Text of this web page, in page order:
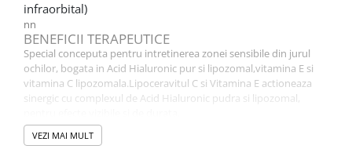
infraorbital)
nn
BENEFICII TERAPEUTICE
Special conceputa pentru intretinerea zonei sensibile din jurul
ochilor, bogata in Acid Hialuronic pur si lipozomal,vitamina E si
vitamina C lipozomala.Lipoceravitul C si Vitamina E actioneaza
sinergic cu complexul de Acid Hialuronic pudra si lipozomal,
nn
COMPOZIȚIE
VEZI MAI MULT